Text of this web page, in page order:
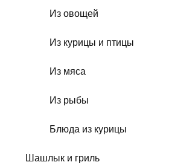
Из овощей
Из курицы и птицы
Из мяса
Из рыбы
Блюда из курицы
Шашлык и гриль